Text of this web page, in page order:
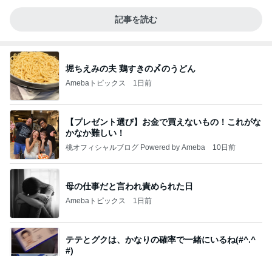
記事を読む
堀ちえみの夫 鶏すきの〆のうどん
Amebaトピックス 1日前
【プレゼント選び】お金で買えないもの！これがな
かなか難しい！
桃オフィシャルブログ Powered by Ameba 10日前
母の仕事だと言われ責められた日
Amebaトピックス 1日前
テテとグクは、かなりの確率で一緒にいるね(#^.^
#)